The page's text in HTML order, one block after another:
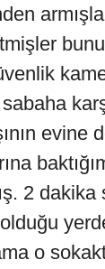
evine
2 dakika
olduğu
o